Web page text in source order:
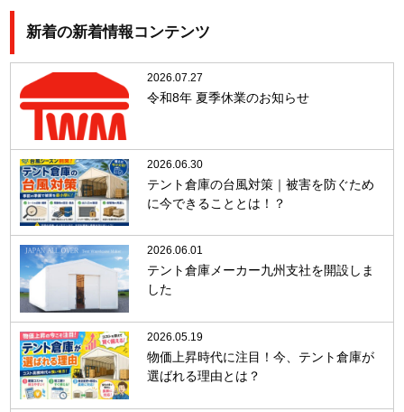
新着の新着情報コンテンツ
2026.07.27
令和8年 夏季休業のお知らせ
2026.06.30
テント倉庫の台風対策｜被害を防ぐため
に今できることとは！？
2026.06.01
テント倉庫メーカー九州支社を開設しま
した
2026.05.19
物価上昇時代に注目！今、テント倉庫が
選ばれる理由とは？